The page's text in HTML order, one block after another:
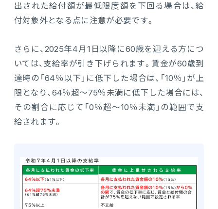
出された給付額が最低限度額を下回る場合は、給
付対象外となる点に注意が必要です。
さらに、2025年4月1日以降に60歳を迎える方につ
いては、支給率が引き下げられます。賃金が60歳到
達時の「64％以下」に低下した場合は、「10％」が上
限となり、64％超～75％未満に低下した場合には、
その割合に応じて「0％超～10％未満」の範囲で支
給されます。